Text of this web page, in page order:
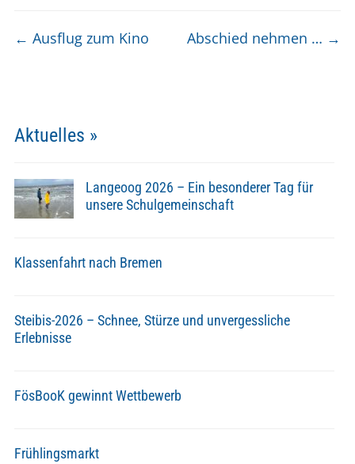
← Ausflug zum Kino Abschied nehmen … →
Aktuelles »
Langeoog 2026 – Ein besonderer Tag für
unsere Schulgemeinschaft
Klassenfahrt nach Bremen
Steibis-2026 – Schnee, Stürze und unvergessliche
Erlebnisse
FösBooK gewinnt Wettbewerb
Frühlingsmarkt